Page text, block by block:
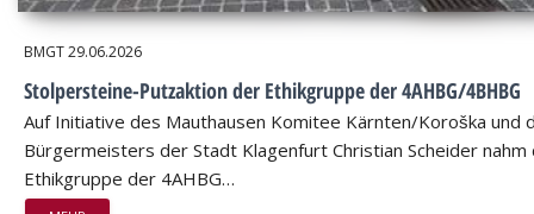
BMGT29.06.2026
Stolpersteine-Putzaktion der Ethikgruppe der 4AHBG/4BHBG
Auf Initiative des Mauthausen Komitee Kärnten/Koroška und
Bürgermeisters der Stadt Klagenfurt Christian Scheider nahm
Ethikgruppe der 4AHBG…